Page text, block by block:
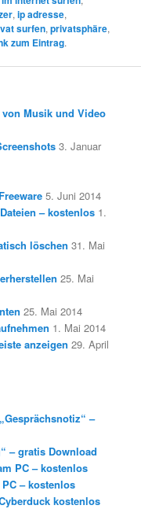
,ip adresse,
surfen,privatsphäre,
zum Eintrag.
Musik und Video
3. Januar
5. Juni 2014
– kostenlos 1.
löschen 31. Mai
25. Mai
25. Mai 2014
1. Mai 2014
anzeigen 29. April
–
– gratis Download
PC – kostenlos
– kostenlos
kostenlos